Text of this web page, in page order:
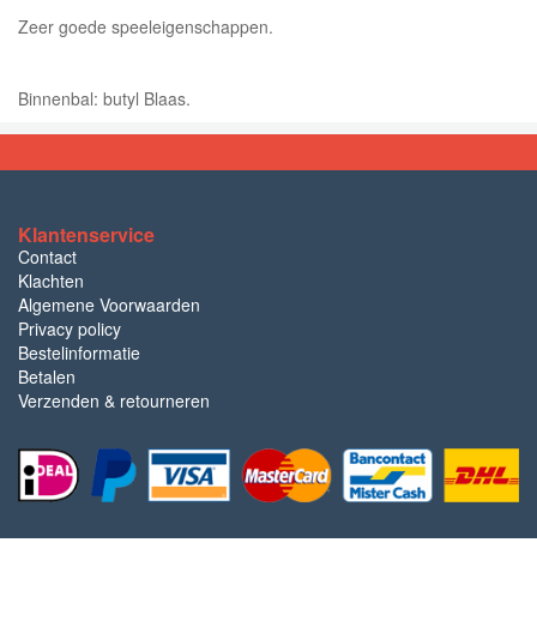
Zeer goede speeleigenschappen.
Binnenbal: butyl Blaas.
Klantenservice
Contact
Klachten
Algemene Voorwaarden
Privacy policy
Bestelinformatie
Betalen
Verzenden & retourneren